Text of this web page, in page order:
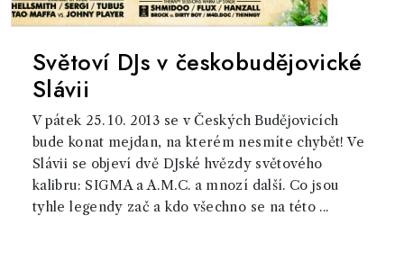
Světoví DJs v českobudějovické
Slávii
V pátek 25. 10. 2013 se v Českých Budějovicích
bude konat mejdan, na kterém nesmíte chybět! Ve
Slávii se objeví dvě DJské hvězdy světového
kalibru: SIGMA a A.M.C. a mnozí další. Co jsou
tyhle legendy zač a kdo všechno se na této ...